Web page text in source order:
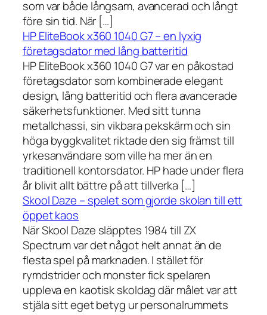
som var både långsam, avancerad och långt
före sin tid. När […]
HP EliteBook x360 1040 G7 – en lyxig
företagsdator med lång batteritid
HP EliteBook x360 1040 G7 var en påkostad
företagsdator som kombinerade elegant
design, lång batteritid och flera avancerade
säkerhetsfunktioner. Med sitt tunna
metallchassi, sin vikbara pekskärm och sin
höga byggkvalitet riktade den sig främst till
yrkesanvändare som ville ha mer än en
traditionell kontorsdator. HP hade under flera
år blivit allt bättre på att tillverka […]
Skool Daze – spelet som gjorde skolan till ett
öppet kaos
När Skool Daze släpptes 1984 till ZX
Spectrum var det något helt annat än de
flesta spel på marknaden. I stället för
rymdstrider och monster fick spelaren
uppleva en kaotisk skoldag där målet var att
stjäla sitt eget betyg ur personalrummets